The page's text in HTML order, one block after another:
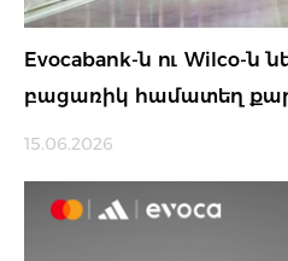
Evocabank-ն ու Wilco-ն
բացառիկ համատեղ
15.06.2026